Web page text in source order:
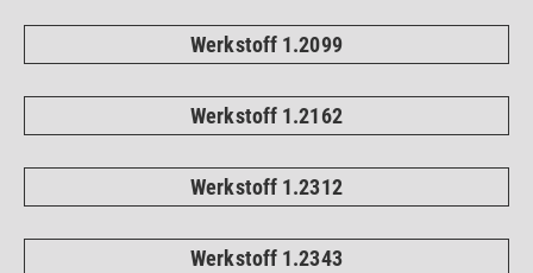
Werkstoff 1.2099
Werkstoff 1.2162
Werkstoff 1.2312
Werkstoff 1.2343